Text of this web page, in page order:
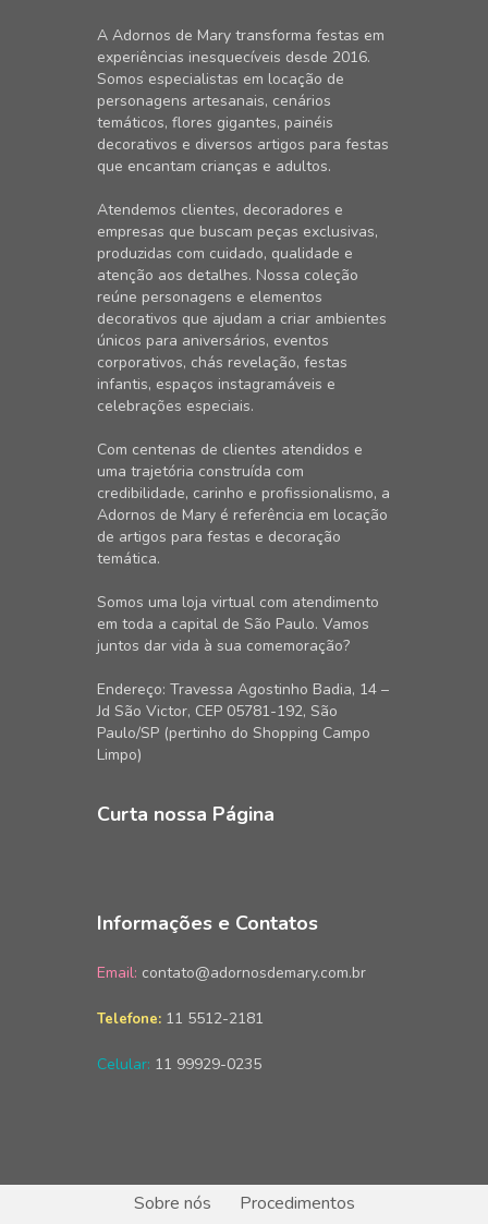
A Adornos de Mary transforma festas em
experiências inesquecíveis desde 2016.
Somos especialistas em locação de
personagens artesanais, cenários
temáticos, flores gigantes, painéis
decorativos e diversos artigos para festas
que encantam crianças e adultos.
Atendemos clientes, decoradores e
empresas que buscam peças exclusivas,
produzidas com cuidado, qualidade e
atenção aos detalhes. Nossa coleção
reúne personagens e elementos
decorativos que ajudam a criar ambientes
únicos para aniversários, eventos
corporativos, chás revelação, festas
infantis, espaços instagramáveis e
celebrações especiais.
Com centenas de clientes atendidos e
uma trajetória construída com
credibilidade, carinho e profissionalismo, a
Adornos de Mary é referência em locação
de artigos para festas e decoração
temática.
Somos uma loja virtual com atendimento
em toda a capital de São Paulo. Vamos
juntos dar vida à sua comemoração?
Endereço: Travessa Agostinho Badia, 14 –
Jd São Victor, CEP 05781-192, São
Paulo/SP (pertinho do Shopping Campo
Limpo)
Curta nossa Página
Informações e Contatos
Email: contato@adornosdemary.com.br
Telefone: 11 5512-2181
Celular: 11 99929-0235
Sobre nós Procedimentos